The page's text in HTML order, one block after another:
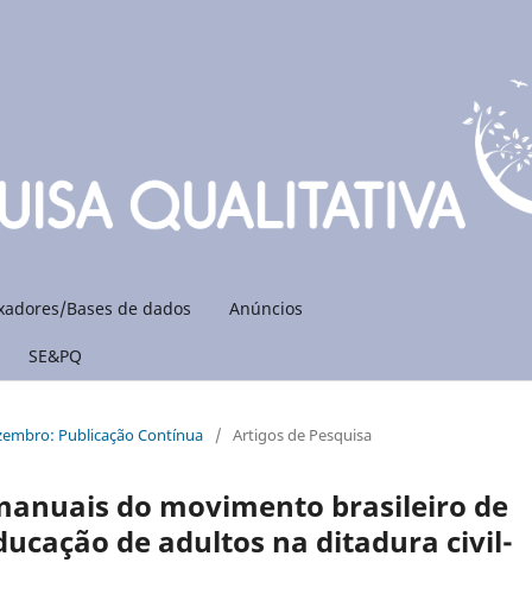
Bases de dados Anúncios
SE&PQ
Publicação Contínua / Artigos de Pesquisa
do movimento brasileiro de
de adultos na ditadura civil-